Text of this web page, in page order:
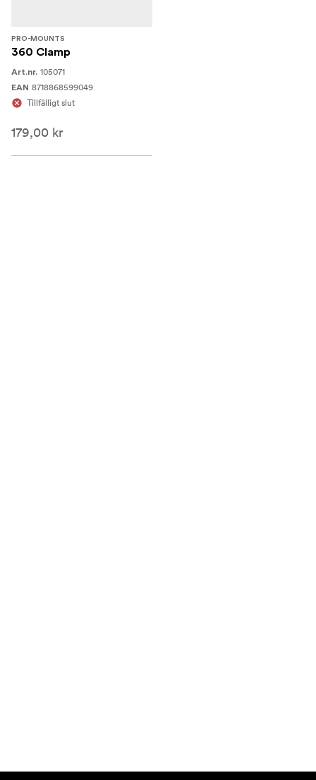
PRO-MOUNTS
360 Clamp
Art.nr. 105071
EAN 8718868599049
Tillfälligt slut
179,00 kr